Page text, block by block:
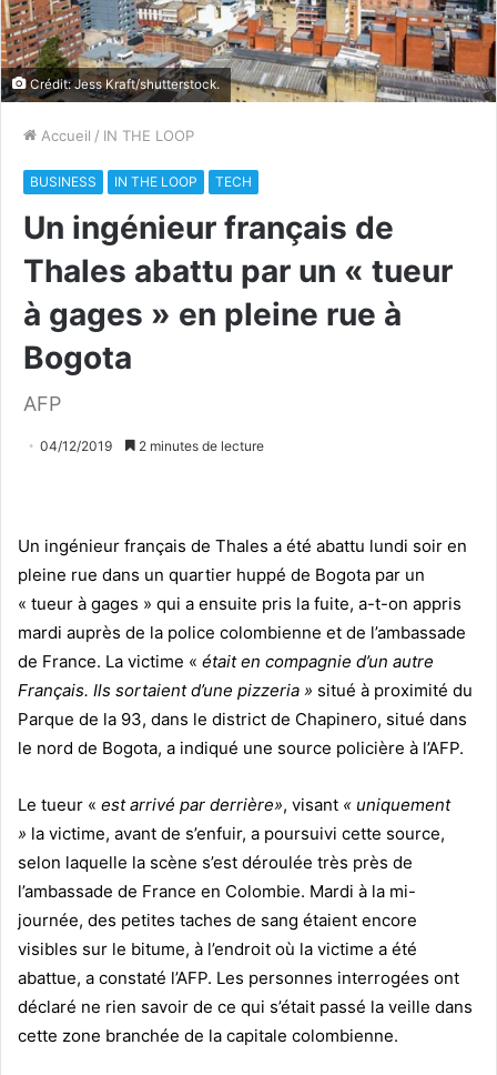
Crédit: Jess Kraft/shutterstock.
Accueil / IN THE LOOP
BUSINESS IN THE LOOP TECH
Un ingénieur français de
Thales abattu par un « tueur
à gages » en pleine rue à
Bogota
AFP
04/12/2019 2 minutes de lecture
Un ingénieur français de Thales a été abattu lundi soir en
pleine rue dans un quartier huppé de Bogota par un
« tueur à gages » qui a ensuite pris la fuite, a-t-on appris
mardi auprès de la police colombienne et de l’ambassade
de France. La victime « était en compagnie d’un autre
Français. Ils sortaient d’une pizzeria » situé à proximité du
Parque de la 93, dans le district de Chapinero, situé dans
le nord de Bogota, a indiqué une source policière à l’AFP.
Le tueur « est arrivé par derrière», visant « uniquement
» la victime, avant de s’enfuir, a poursuivi cette source,
selon laquelle la scène s’est déroulée très près de
l’ambassade de France en Colombie. Mardi à la mi-
journée, des petites taches de sang étaient encore
visibles sur le bitume, à l’endroit où la victime a été
abattue, a constaté l’AFP. Les personnes interrogées ont
déclaré ne rien savoir de ce qui s’était passé la veille dans
cette zone branchée de la capitale colombienne.